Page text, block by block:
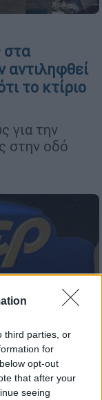
third parties, or
for
opt-out
that after your
seeing
στα
αντιληφθεί
το κτίριο
για την
στην οδό